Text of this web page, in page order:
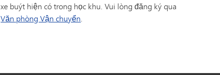
xe buýt hiện có trong học khu. Vui lòng đăng ký qua
Văn phòng Vận chuyển.